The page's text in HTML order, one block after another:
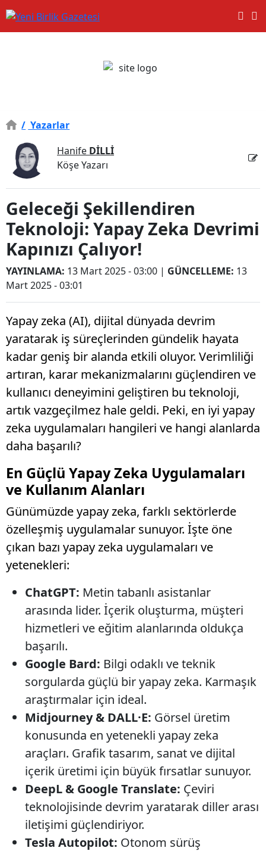
/ Yazarlar
Hanife DİLLİ
Köşe Yazarı
Geleceği Şekillendiren
Teknoloji: Yapay Zeka Devrimi
Kapınızı Çalıyor!
YAYINLAMA: 13 Mart 2025 - 03:00 | GÜNCELLEME: 13
Mart 2025 - 03:01
Yapay zeka (AI), dijital dünyada devrim
yaratarak iş süreçlerinden gündelik hayata
kadar geniş bir alanda etkili oluyor. Verimliliği
artıran, karar mekanizmalarını güçlendiren ve
kullanıcı deneyimini geliştiren bu teknoloji,
artık vazgeçilmez hale geldi. Peki, en iyi yapay
zeka uygulamaları hangileri ve hangi alanlarda
daha başarılı?
En Güçlü Yapay Zeka Uygulamaları
ve Kullanım Alanları
Günümüzde yapay zeka, farklı sektörlerde
özelleşmiş uygulamalar sunuyor. İşte öne
çıkan bazı yapay zeka uygulamaları ve
yetenekleri:
ChatGPT: Metin tabanlı asistanlar
arasında lider. İçerik oluşturma, müşteri
hizmetleri ve eğitim alanlarında oldukça
başarılı.
Google Bard: Bilgi odaklı ve teknik
sorgularda güçlü bir yapay zeka. Karmaşık
araştırmalar için ideal.
Midjourney & DALL·E: Görsel üretim
konusunda en yetenekli yapay zeka
araçları. Grafik tasarım, sanat ve dijital
içerik üretimi için büyük fırsatlar sunuyor.
DeepL & Google Translate: Çeviri
teknolojisinde devrim yaratarak diller arası
iletişimi güçlendiriyor.
Tesla Autopilot: Otonom sürüş